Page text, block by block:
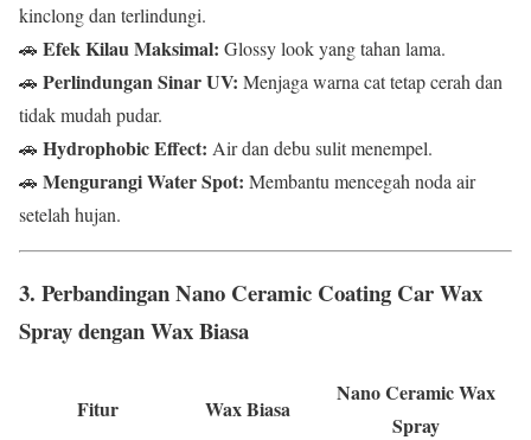
kinclong dan terlindungi.
🚗 Efek Kilau Maksimal: Glossy look yang tahan lama.
🚗 Perlindungan Sinar UV: Menjaga warna cat tetap cerah dan
tidak mudah pudar.
🚗 Hydrophobic Effect: Air dan debu sulit menempel.
🚗 Mengurangi Water Spot: Membantu mencegah noda air
setelah hujan.
3. Perbandingan Nano Ceramic Coating Car Wax
Spray dengan Wax Biasa
Fitur Wax Biasa
Nano Ceramic Wax
Spray